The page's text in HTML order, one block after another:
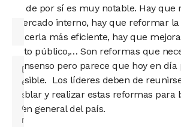
ya de por sí es muy notable. Hay
mercado interno, hay que reformar
hacerla más eficiente, hay que
gato público,… Son reformas que
consenso pero parece que hoy en
posible. Los líderes deben de
hablar y realizar estas reformas para
bien general del país.